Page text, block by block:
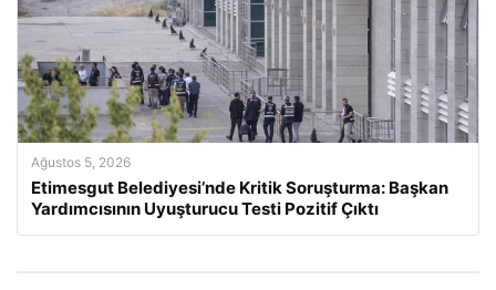
Ağustos 5, 2026
Etimesgut Belediyesi’nde Kritik Soruşturma: Başkan
Yardımcısının Uyuşturucu Testi Pozitif Çıktı